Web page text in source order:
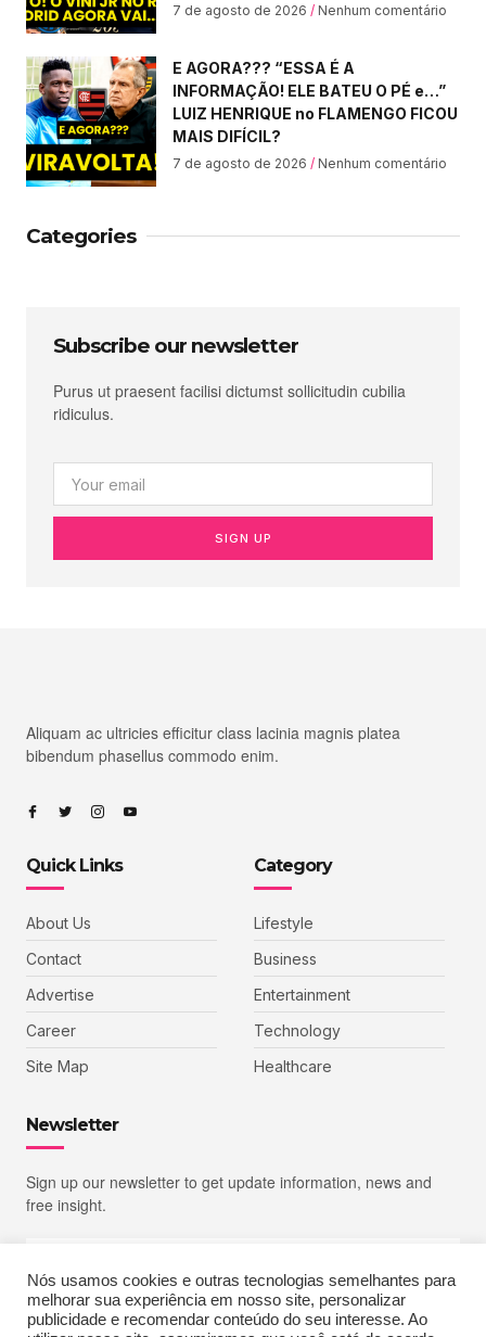
7 de agosto de 2026 Nenhum comentário
E AGORA??? “ESSA É A
INFORMAÇÃO! ELE BATEU O PÉ e…”
LUIZ HENRIQUE no FLAMENGO FICOU
MAIS DIFÍCIL?
7 de agosto de 2026 Nenhum comentário
Categories
Subscribe our newsletter
Purus ut praesent facilisi dictumst sollicitudin cubilia
ridiculus.
SIGN UP
Aliquam ac ultricies efficitur class lacinia magnis platea
bibendum phasellus commodo enim.
Quick Links
About Us
Contact
Advertise
Career
Site Map
Category
Lifestyle
Business
Entertainment
Technology
Healthcare
Newsletter
Sign up our newsletter to get update information, news and
free insight.
SIGN UP
Nós usamos cookies e outras tecnologias semelhantes para
melhorar sua experiência em nosso site, personalizar
publicidade e recomendar conteúdo do seu interesse. Ao